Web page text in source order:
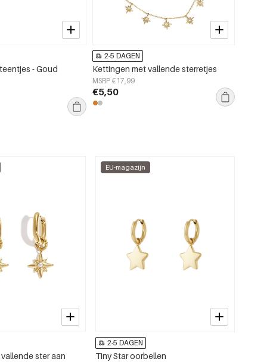
- Goud
2-5 DAGEN
Kettingen met vallende sterretjes
MSRP €17,99
€5,50
ster aan
EU-magazijn
2-5 DAGEN
Tiny Star oorbellen